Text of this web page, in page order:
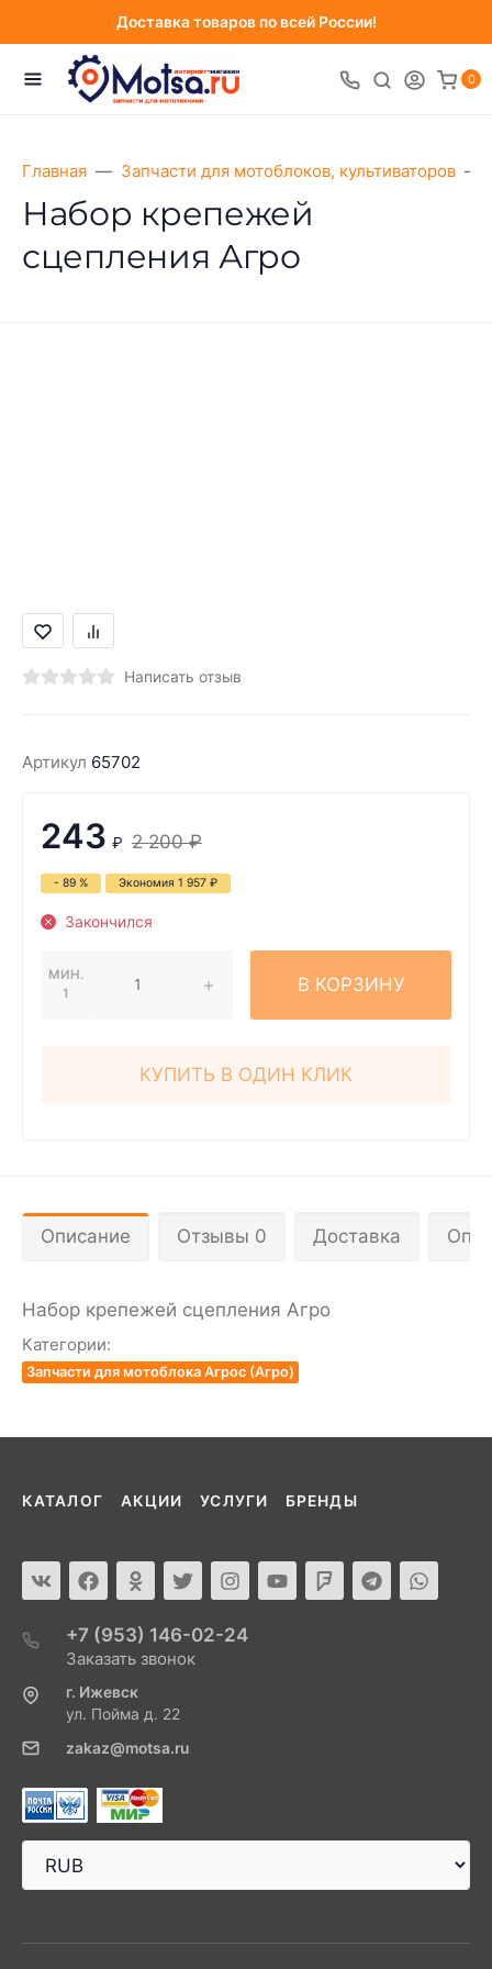
Доставка товаров по всей России!
0
Главная Запчасти для мотоблоков, культиваторов
Набор крепежей
сцепления Агро
Написать отзыв
Артикул 65702
243 ₽ 2 200 ₽
- 89 % Экономия 1 957 ₽
Закончился
МИН.
1
В КОРЗИНУ
КУПИТЬ В ОДИН КЛИК
Описание Отзывы 0 Доставка
Набор крепежей сцепления Агро
Категории:
Запчасти для мотоблока Агрос (Агро)
КАТАЛОГ АКЦИИ УСЛУГИ БРЕНДЫ
+7 (953) 146-02-24
Заказать звонок
г. Ижевск
ул. Пойма д. 22
zakaz@motsa.ru